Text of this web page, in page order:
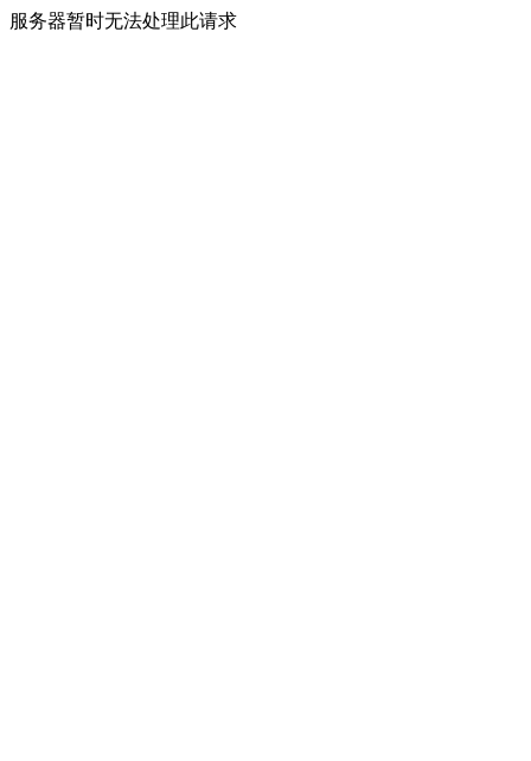
服务器暂时无法处理此请求